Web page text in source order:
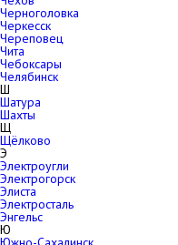
Черноголовка
Черкесск
Череповец
Чита
Чебоксары
Челябинск
Ш
Шатура
Шахты
Щ
Щёлково
Э
Электроугли
Электрогорск
Элиста
Электросталь
Энгельс
Ю